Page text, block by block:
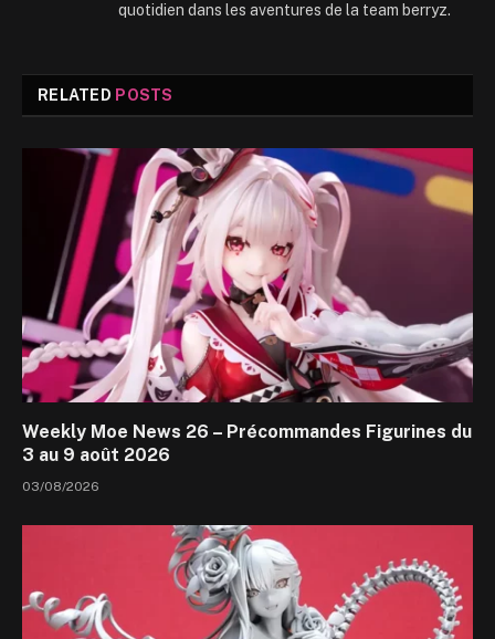
quotidien dans les aventures de la team berryz.
RELATED POSTS
Weekly Moe News 26 – Précommandes Figurines du
3 au 9 août 2026
03/08/2026